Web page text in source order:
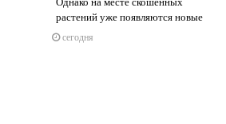
растений уже появляются новые
сегодня